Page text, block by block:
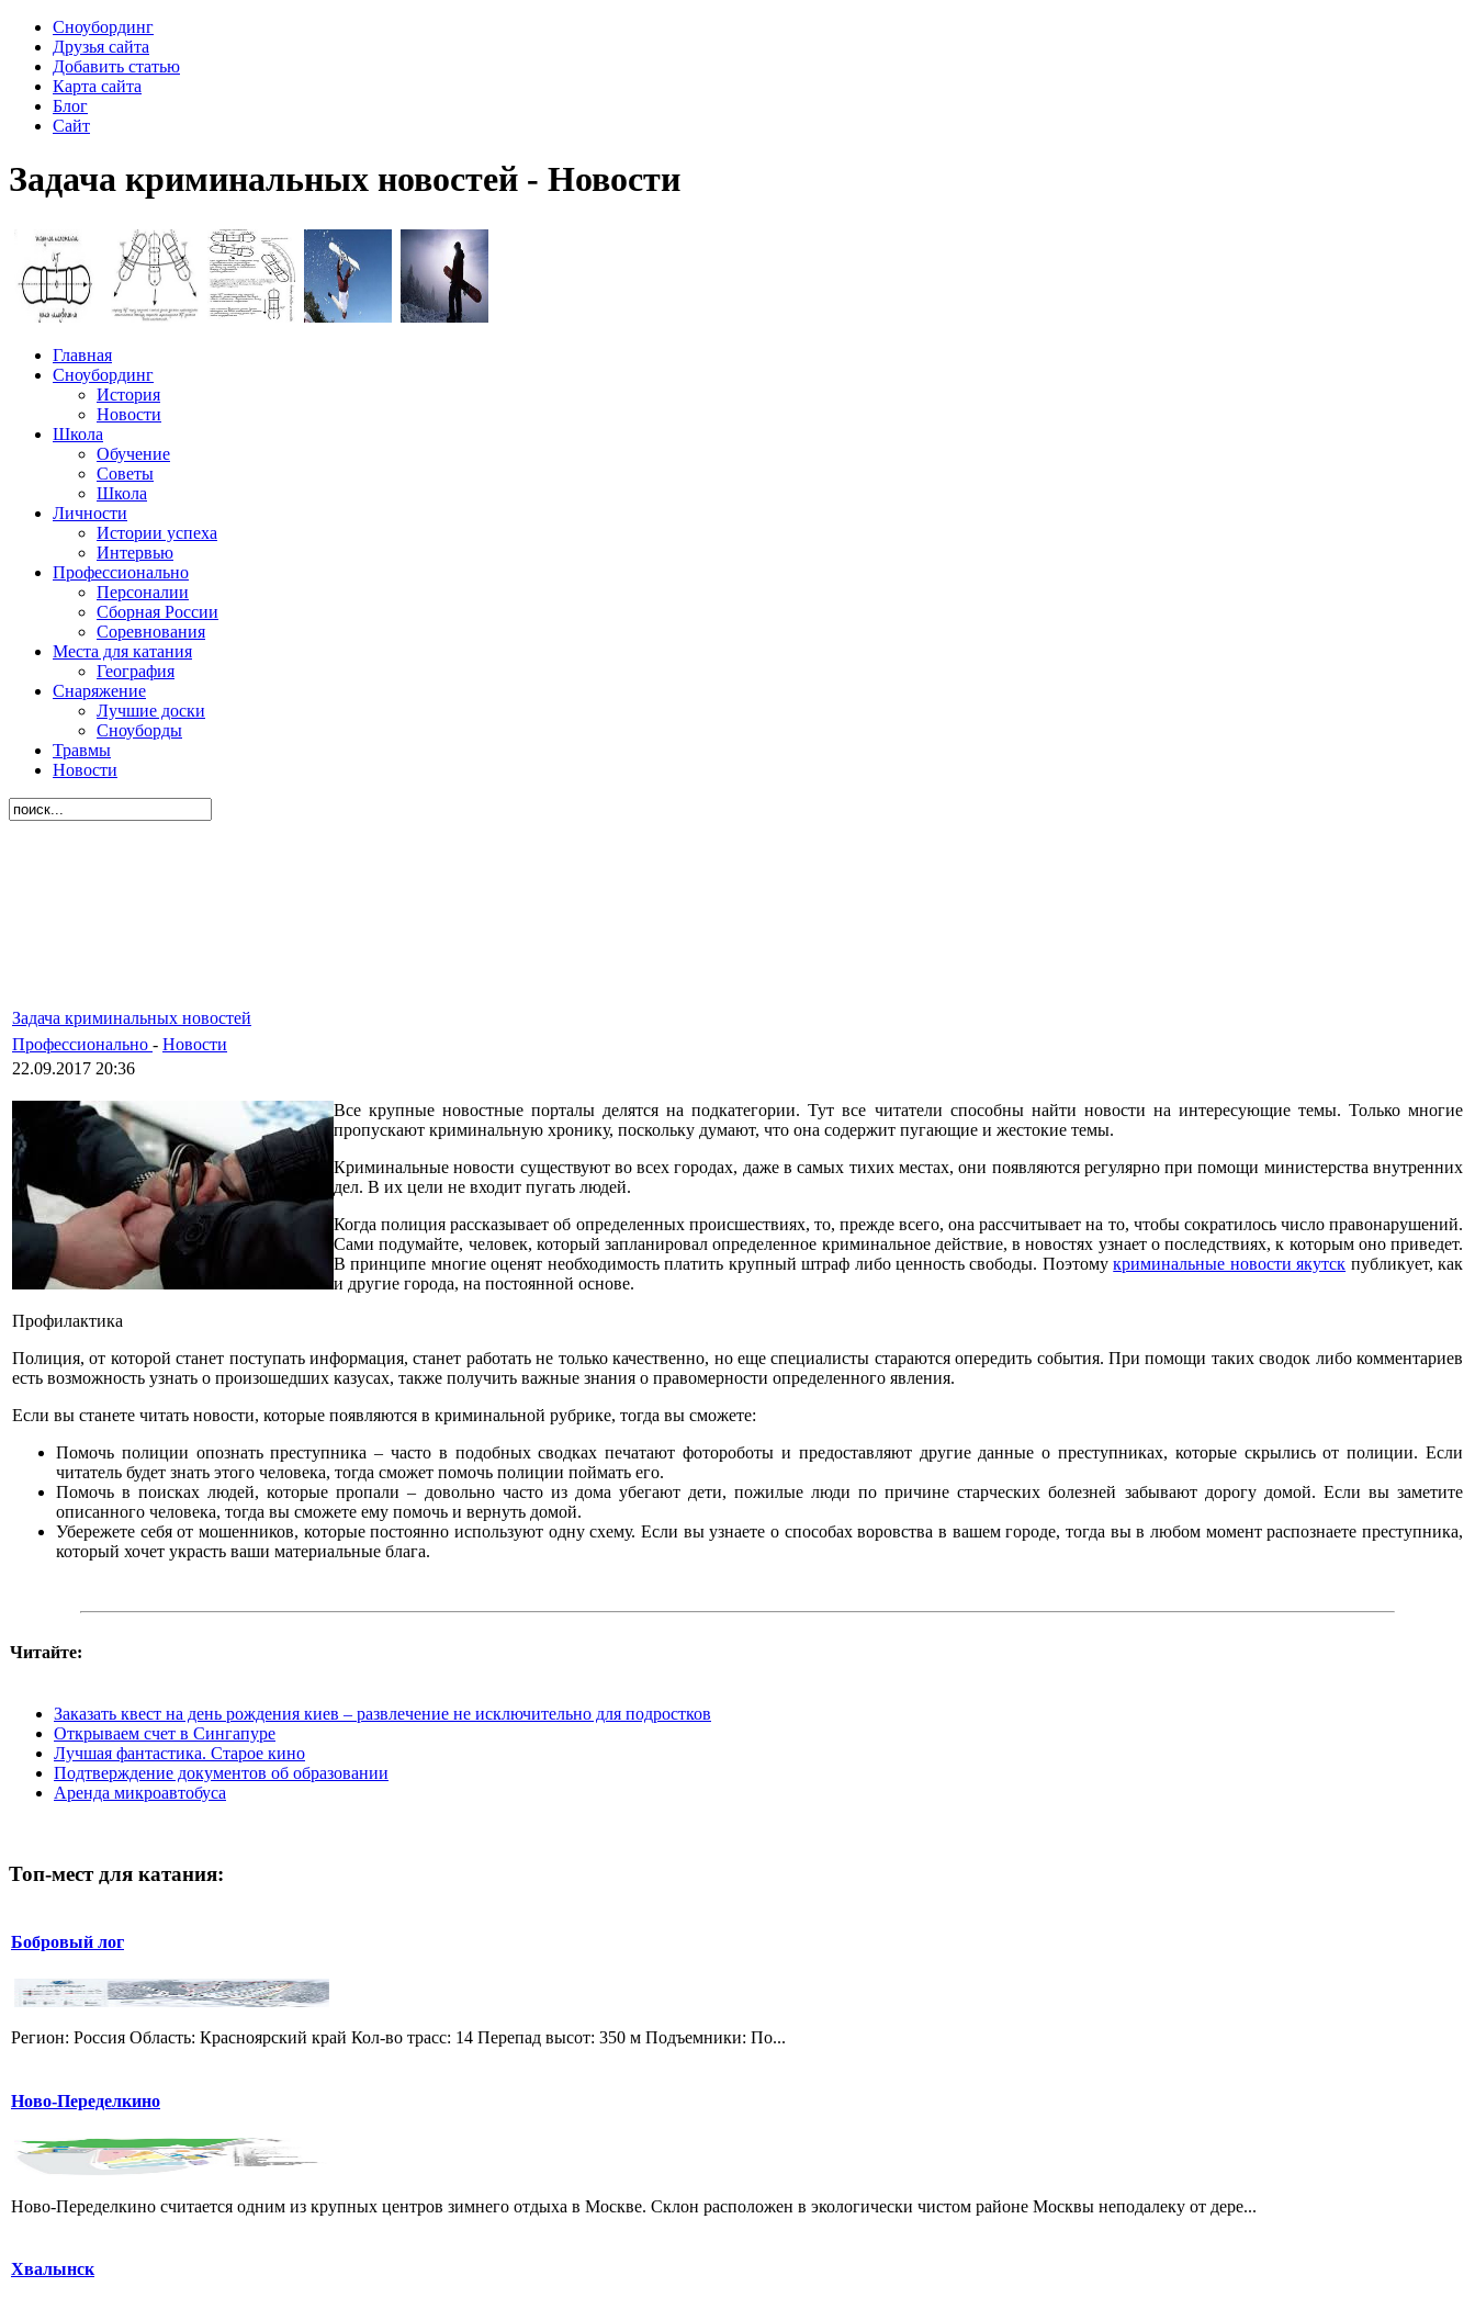
Сноубординг
Друзья сайта
Добавить статью
Карта сайта
Блог
Сайт
Задача криминальных новостей - Новости
Главная
Сноубординг
История
Новости
Школа
Обучение
Советы
Школа
Личности
Истории успеха
Интервью
Профессионально
Персоналии
Сборная России
Соревнования
Места для катания
География
Снаряжение
Лучшие доски
Сноуборды
Травмы
Новости
Задача криминальных новостей
Профессионально - Новости
22.09.2017 20:36
Все крупные новостные порталы делятся на подкатегории. Тут все читатели способны найти новости на интересующие темы. Только многие
пропускают криминальную хронику, поскольку думают, что она содержит пугающие и жестокие темы.
Криминальные новости существуют во всех городах, даже в самых тихих местах, они появляются регулярно при помощи министерства внутренних
дел. В их цели не входит пугать людей.
Когда полиция рассказывает об определенных происшествиях, то, прежде всего, она рассчитывает на то, чтобы сократилось число правонарушений.
Сами подумайте, человек, который запланировал определенное криминальное действие, в новостях узнает о последствиях, к которым оно приведет.
В принципе многие оценят необходимость платить крупный штраф либо ценность свободы. Поэтомукриминальные новости якутск публикует, как
и другие города, на постоянной основе.
Профилактика
Полиция, от которой станет поступать информация, станет работать не только качественно, но еще специалисты стараются опередить события. При помощи таких сводок либо комментариев
есть возможность узнать о произошедших казусах, также получить важные знания о правомерности определенного явления.
Если вы станете читать новости, которые появляются в криминальной рубрике, тогда вы сможете:
Помочь полиции опознать преступника – часто в подобных сводках печатают фотороботы и предоставляют другие данные о преступниках, которые скрылись от полиции. Если
читатель будет знать этого человека, тогда сможет помочь полиции поймать его.
Помочь в поисках людей, которые пропали – довольно часто из дома убегают дети, пожилые люди по причине старческих болезней забывают дорогу домой. Если вы заметите
описанного человека, тогда вы сможете ему помочь и вернуть домой.
Убережете себя от мошенников, которые постоянно используют одну схему. Если вы узнаете о способах воровства в вашем городе, тогда вы в любом момент распознаете преступника,
который хочет украсть ваши материальные блага.
Читайте:
Заказать квест на день рождения киев – развлечение не исключительно для подростков
Открываем счет в Сингапуре
Лучшая фантастика. Старое кино
Подтверждение документов об образовании
Аренда микроавтобуса
Топ-мест для катания:
Бобровый лог
Регион: Россия Область: Красноярский край Кол-во трасс: 14 Перепад высот: 350 м Подъемники: По...
Ново-Переделкино
Ново-Переделкино считается одним из крупных центров зимнего отдыха в Москве. Склон расположен в экологически чистом районе Москвы неподалеку от дере...
Хвалынск